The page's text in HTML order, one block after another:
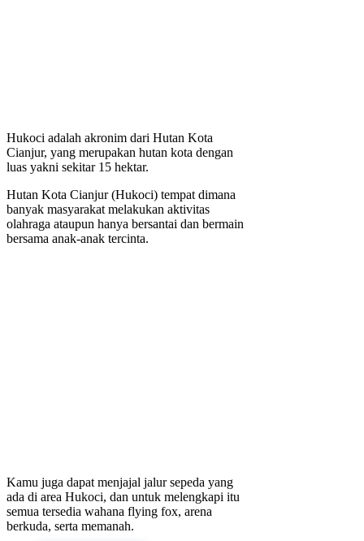
Hukoci adalah akronim dari Hutan Kota
Cianjur, yang merupakan hutan kota dengan
luas yakni sekitar 15 hektar.
Hutan Kota Cianjur (Hukoci) tempat dimana
banyak masyarakat melakukan aktivitas
olahraga ataupun hanya bersantai dan bermain
bersama anak-anak tercinta.
Kamu juga dapat menjajal jalur sepeda yang
ada di area Hukoci, dan untuk melengkapi itu
semua tersedia wahana flying fox, arena
berkuda, serta memanah.